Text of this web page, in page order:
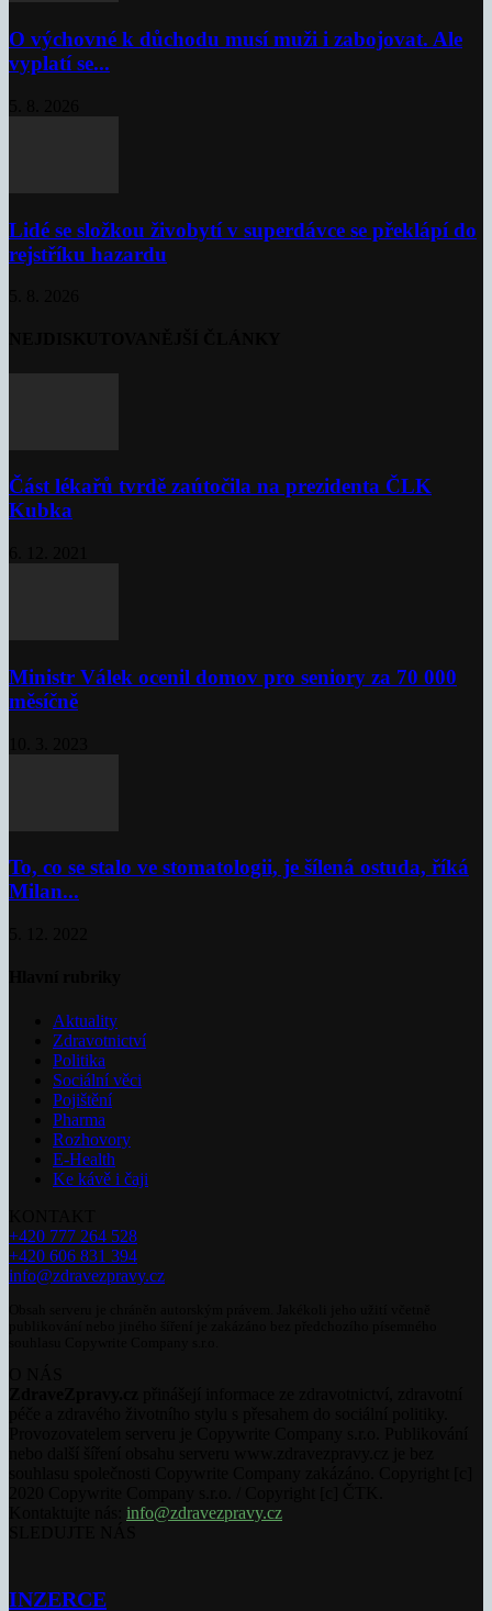
O výchovné k důchodu musí muži i zabojovat. Ale
vyplatí se...
Lidé se složkou živobytí v superdávce se překlápí do
rejstříku hazardu
Část lékařů tvrdě zaútočila na prezidenta ČLK
Kubka
Ministr Válek ocenil domov pro seniory za 70 000
měsíčně
To, co se stalo ve stomatologii, je šílená ostuda, říká
Milan...
Aktuality
Zdravotnictví
Politika
Sociální věci
Pojištění
Pharma
Rozhovory
E-Health
Ke kávě i čaji
+420 777 264 528
+420 606 831 394
info@zdravezpravy.cz
info@zdravezpravy.cz
INZERCE